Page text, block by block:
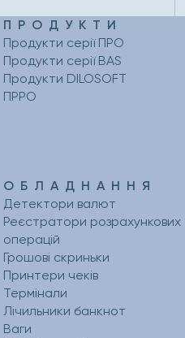
ОБЛАДНАННЯ
Детектори валют
Реєстратори розрахункових
операцій
Грошові скриньки
Принтери чеків
Термінали
Лічильники банкнот
Ваги
ПРОДУКТИ
Продукти серії ПРО
Продукти серії BAS
Продукти DILOSOFT
ПРРО